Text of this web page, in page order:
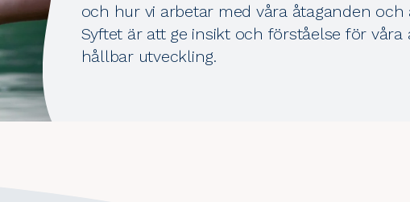
och hur vi arbetar med våra åtaganden
Syftet är att ge insikt och förståelse för
hållbar utveckling.